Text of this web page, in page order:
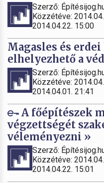
Szerző:
Közzétéve:
2014.04.22. 15:00
Magasles és
elhelyezhető a
Szerző:
Közzétéve:
2014.04.01. 21:41
A főépítészek
végzettségét
véleményezni »
Szerző:
Közzétéve:
2014.04.22. 15:01